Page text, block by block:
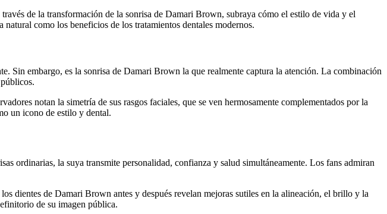
de la transformación de la sonrisa de Damari Brown, subraya cómo el estilo de vida y el
como los beneficios de los tratamientos dentales modernos.
Sin embargo, es la sonrisa de Damari Brown la que realmente captura la atención. La combinación
notan la simetría de sus rasgos faciales, que se ven hermosamente complementados por la
un icono de estilo y dental.
ordinarias, la suya transmite personalidad, confianza y salud simultáneamente. Los fans admiran
dientes de Damari Brown antes y después revelan mejoras sutiles en la alineación, el brillo y la
de su imagen pública.